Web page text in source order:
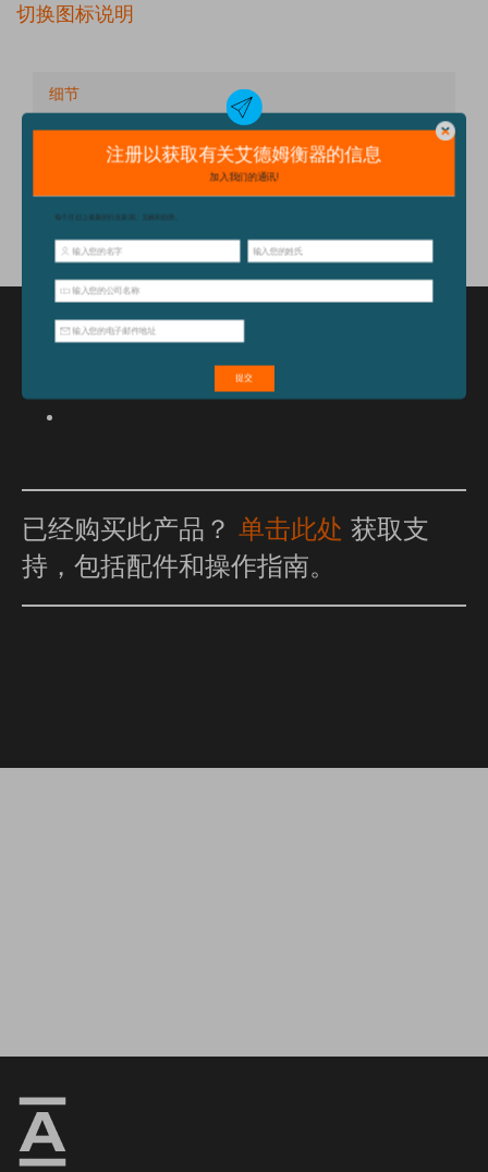
切换图标说明
细节
技术规格
配件
特点和优点
已经购买此产品？ 单击此处 获取支
持，包括配件和操作指南。